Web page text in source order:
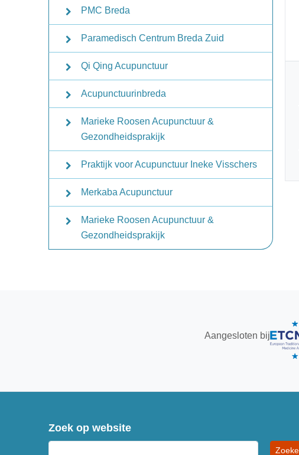
PMC Breda
Paramedisch Centrum Breda Zuid
Qi Qing Acupunctuur
Acupunctuurinbreda
Marieke Roosen Acupunctuur &
Gezondheidsprakijk
Praktijk voor Acupunctuur Ineke Visschers
Merkaba Acupunctuur
Marieke Roosen Acupunctuur &
Gezondheidsprakijk
Aangesloten bij
Zoek op website